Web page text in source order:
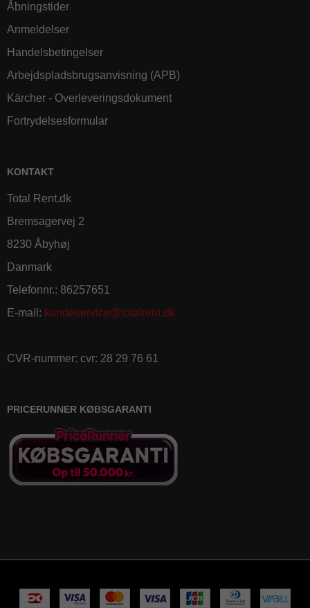
Åbningstider
Anmeldelser
Handelsbetingelser
Arbejdspladsbrugsanvisning (APB)
Kärcher - Overleveringsdokument
Fortrydelsesformular
KONTAKT
Total Rent.dk
Bremsagervej 2
8230 Åbyhøj
Danmark
Telefonnr.: 86257651
E-mail : kundeservice@totalrent.dk
CVR-nummer: cvr: 28 29 76 61
PRICERUNNER KØBSGARANTI